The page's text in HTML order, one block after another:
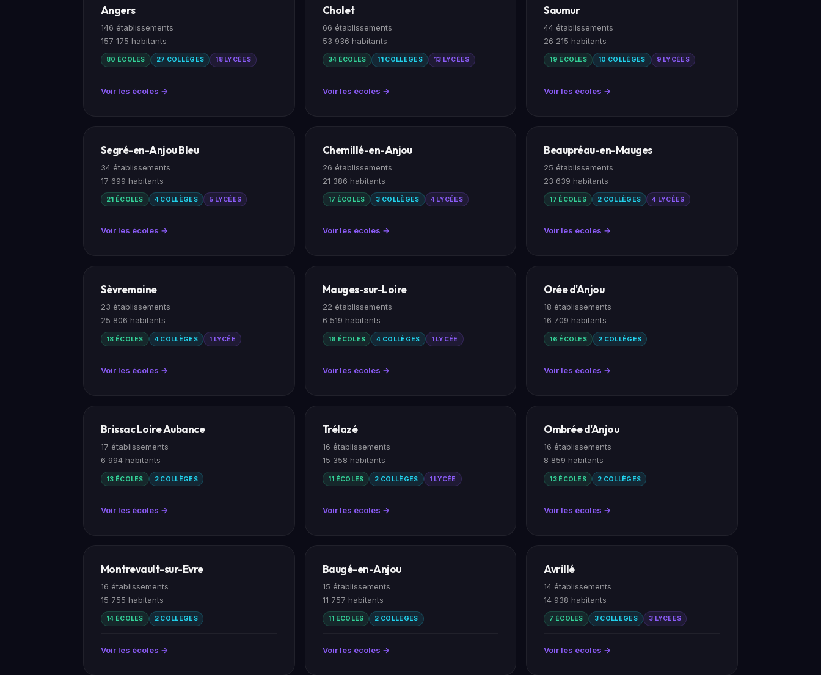
Angers
146 établissements
157 175 habitants
80 ÉCOLES 27 COLLÈGES 18 LYCÉES
Voir les écoles →
Cholet
66 établissements
53 936 habitants
34 ÉCOLES 11 COLLÈGES 13 LYCÉES
Voir les écoles →
Saumur
44 établissements
26 215 habitants
19 ÉCOLES 10 COLLÈGES 9 LYCÉES
Voir les écoles →
Segré-en-Anjou Bleu
34 établissements
17 699 habitants
21 ÉCOLES 4 COLLÈGES 5 LYCÉES
Voir les écoles →
Chemillé-en-Anjou
26 établissements
21 386 habitants
17 ÉCOLES 3 COLLÈGES 4 LYCÉES
Voir les écoles →
Beaupréau-en-Mauges
25 établissements
23 639 habitants
17 ÉCOLES 2 COLLÈGES 4 LYCÉES
Voir les écoles →
Sèvremoine
23 établissements
25 806 habitants
18 ÉCOLES 4 COLLÈGES 1 LYCÉE
Voir les écoles →
Mauges-sur-Loire
22 établissements
6 519 habitants
16 ÉCOLES 4 COLLÈGES 1 LYCÉE
Voir les écoles →
Orée d'Anjou
18 établissements
16 709 habitants
16 ÉCOLES 2 COLLÈGES
Voir les écoles →
Brissac Loire Aubance
17 établissements
6 994 habitants
13 ÉCOLES 2 COLLÈGES
Voir les écoles →
Trélazé
16 établissements
15 358 habitants
11 ÉCOLES 2 COLLÈGES 1 LYCÉE
Voir les écoles →
Ombrée d'Anjou
16 établissements
8 859 habitants
13 ÉCOLES 2 COLLÈGES
Voir les écoles →
Montrevault-sur-Evre
16 établissements
15 755 habitants
14 ÉCOLES 2 COLLÈGES
Voir les écoles →
Baugé-en-Anjou
15 établissements
11 757 habitants
11 ÉCOLES 2 COLLÈGES
Voir les écoles →
Avrillé
14 établissements
14 938 habitants
7 ÉCOLES 3 COLLÈGES 3 LYCÉES
Voir les écoles →